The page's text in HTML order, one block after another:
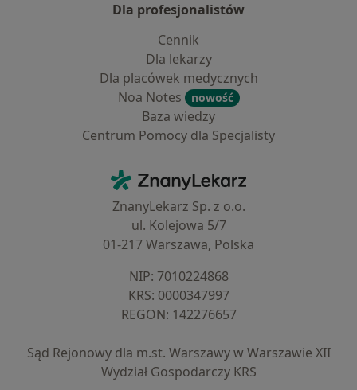
Dla profesjonalistów
Cennik
Dla lekarzy
Dla placówek medycznych
Noa Notes
nowość
Baza wiedzy
Centrum Pomocy dla Specjalisty
ZnanyLekarz - Strona główna
ZnanyLekarz Sp. z o.o.
ul. Kolejowa 5/7
01-217 Warszawa, Polska
NIP: ⁠7010224868
KRS: ⁠0000347997
REGON: ⁠142276657
Sąd Rejonowy dla m.st. Warszawy w Warszawie XII
Wydział Gospodarczy KRS